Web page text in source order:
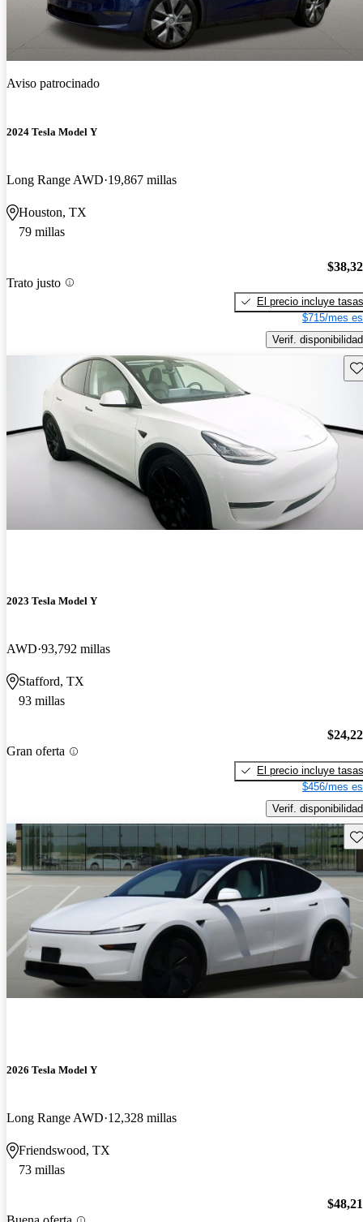
Aviso patrocinado
2024 Tesla Model Y
Long Range AWD 19,867 millas
Houston, TX
79 millas
Trato justo
El precio incluye tasas
$715/mes
Verif. disponibilidad
2023 Tesla Model Y
AWD 93,792 millas
Stafford, TX
93 millas
Gran oferta
El precio incluye tasas
$456/mes
Verif. disponibilidad
2026 Tesla Model Y
Long Range AWD 12,328 millas
Friendswood, TX
73 millas